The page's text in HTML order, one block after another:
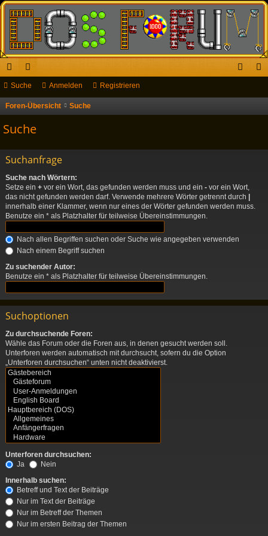
ch
ne
riff
or
en
Suche Anmelden Registrieren
Foren-Übersicht Suche
Suche
Suchanfrage
Suche nach Wörtern:
Setze ein + vor ein Wort, das gefunden werden muss und ein - vor ein Wort,
das nicht gefunden werden darf. Verwende mehrere Wörter getrennt durch
innerhalb einer Klammer, wenn nur eines der Wörter gefunden werden muss.
Benutze ein * als Platzhalter für teilweise Übereinstimmungen.
Nach allen Begriffen suchen oder Suche wie angegeben verwenden
Nach einem Begriff suchen
Zu suchender Autor:
Benutze ein * als Platzhalter für teilweise Übereinstimmungen.
Suchoptionen
Zu durchsuchende Foren:
Wähle das Forum oder die Foren aus, in denen gesucht werden soll.
Unterforen werden automatisch mit durchsucht, sofern du die Option
„Unterforen durchsuchen“ unten nicht deaktivierst.
Unterforen durchsuchen:
Ja
Nein
Innerhalb suchen:
Betreff und Text der Beiträge
Nur im Text der Beiträge
Nur im Betreff der Themen
Nur im ersten Beitrag der Themen